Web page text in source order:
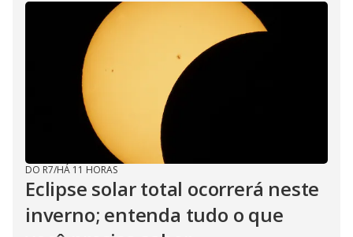
DO R7/HÁ 11 HORAS
Eclipse solar total ocorrerá neste
inverno; entenda tudo o que